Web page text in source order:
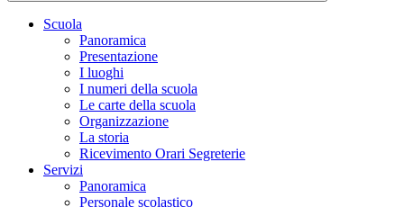
Scuola
Panoramica
Presentazione
I luoghi
I numeri della scuola
Le carte della scuola
Organizzazione
La storia
Ricevimento Orari Segreterie
Servizi
Panoramica
Personale scolastico